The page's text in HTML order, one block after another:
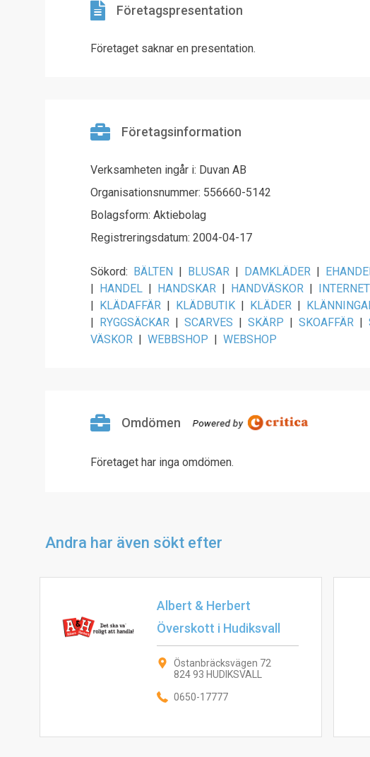
Företagspresentation
Företaget saknar en presentation.
Företagsinformation
Verksamheten ingår i: Duvan AB
Organisationsnummer: 556660-5142
Bolagsform: Aktiebolag
Registreringsdatum: 2004-04-17
Sökord: BÄLTEN | BLUSAR | DAMKLÄDER |
| HANDEL | HANDSKAR | HANDVÄSKOR |
| KLÄDAFFÄR | KLÄDBUTIK | KLÄDER |
| RYGGSÄCKAR | SCARVES | SKÄRP | SKOAFFÄR |
VÄSKOR | WEBBSHOP | WEBSHOP
Omdömen
Företaget har inga omdömen.
Andra har även sökt efter
Albert & Herbert
Överskott i Hudiksvall
Östanbräcksvägen 72
824 93 HUDIKSVALL
0650-17777